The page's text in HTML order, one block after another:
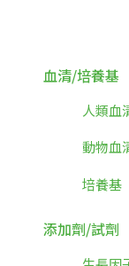
血清/培養基
人類血
動物血
培養基
添加劑/試劑